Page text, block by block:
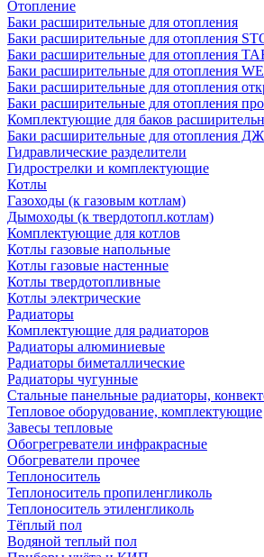
Отопление
Баки расширительные для отопления
Баки расширительные для отопления
Баки расширительные для отопления
Баки расширительные для отопления
Баки расширительные для отопления
Баки расширительные для отопления
Комплектующие для баков
Баки расширительные для отопления
Гидравлические разделители
Гидрострелки и комплектующие
Котлы
Газоходы (к газовым котлам)
Дымоходы (к твердотопл.котлам)
Комплектующие для котлов
Котлы газовые напольные
Котлы газовые настенные
Котлы твердотопливные
Котлы электрические
Радиаторы
Комплектующие для радиаторов
Радиаторы алюминиевые
Радиаторы биметаллические
Радиаторы чугунные
Стальные панельные радиаторы,
Тепловое оборудование, комплектующие
Завесы тепловые
Обогрегреватели инфракрасные
Обогреватели прочее
Теплоноситель
Теплоноситель пропиленгликоль
Теплоноситель этиленгликоль
Тёплый пол
Водяной теплый пол